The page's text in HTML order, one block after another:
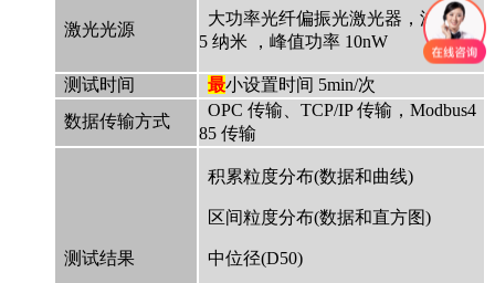
激光光源
大功率光纤偏振光激光器，波长 63
5 纳米 ，峰值功率 10nW
测试时间 最小设置时间 5min/次
数据传输方式
OPC 传输、TCP/IP 传输，Modbus4
85 传输
测试结果
积累粒度分布(数据和曲线)
区间粒度分布(数据和直方图)
中位径(D50)